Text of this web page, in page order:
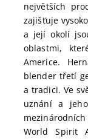
největších
zajišťuje
a její okolí
oblastmi,
Americe.
blender třetí
a tradici. Ve
uznání a
World Spirit